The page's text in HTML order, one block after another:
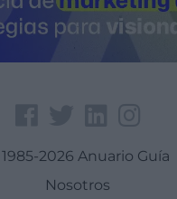
2026 Anuario Guía
Nosotros